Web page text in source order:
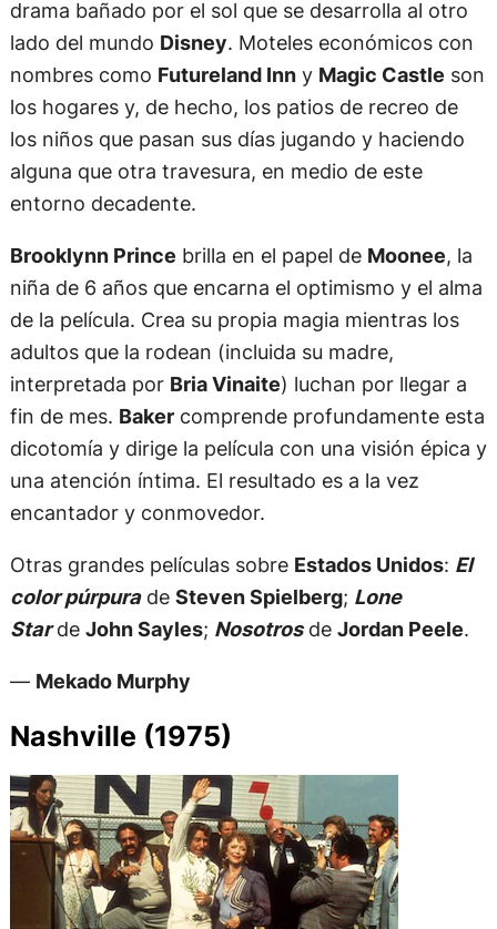
drama bañado por el sol que se desarrolla al otro
lado del mundo Disney. Moteles económicos con
nombres como Futureland Inny Magic Castle son
los hogares y, de hecho, los patios de recreo de
los niños que pasan sus días jugando y haciendo
alguna que otra travesura, en medio de este
entorno decadente.
Brooklynn Prince brilla en el papel de Moonee, la
niña de 6 años que encarna el optimismo y el alma
de la película. Crea su propia magia mientras los
adultos que la rodean (incluida su madre,
interpretada por Bria Vinaite) luchan por llegar a
fin de mes. Bakercomprende profundamente esta
dicotomía y dirige la película con una visión épica y
una atención íntima. El resultado es a la vez
encantador y conmovedor.
Otras grandes películas sobre Estados Unidos: El
color púrpurade Steven Spielberg; Lone
Starde John Sayles; Nosotrosde Jordan Peele.
— Mekado Murphy
Nashville (1975)